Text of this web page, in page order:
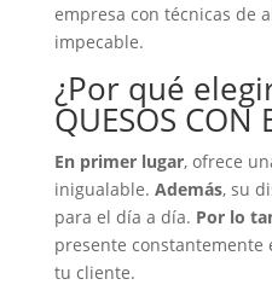
empresa con técnicas de
impecable.
¿Por qué
QUESOS CON
En primer lugar, ofrece
inigualable. Además, su
para el día a día. Por lo
presente constantemente
tu cliente.